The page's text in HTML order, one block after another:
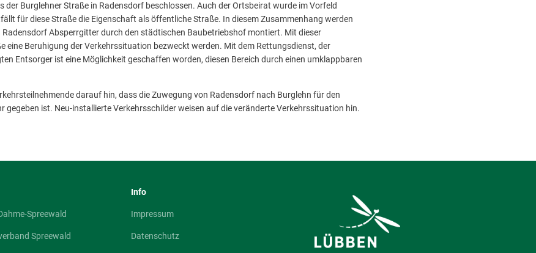
der Burglehner Straße in Radensdorf beschlossen. Auch der Ortsbeirat wurde im Vorfeld
für diese Straße die Eigenschaft als öffentliche Straße. In diesem Zusammenhang werden
Absperrgitter durch den städtischen Baubetriebshof montiert. Mit dieser
eine Beruhigung der Verkehrssituation bezweckt werden. Mit dem Rettungsdienst, der
Entsorger ist eine Möglichkeit geschaffen worden, diesen Bereich durch einen umklappbaren
darauf hin, dass die Zuwegung von Radensdorf nach Burglehn für den
gegeben ist. Neu-installierte Verkehrsschilder weisen auf die veränderte Verkehrssituation hin.
Spreewald
Spreewald
Info
Impressum
Datenschutz